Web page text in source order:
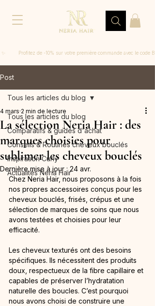
✨         Profitez de -10% sur votre première commande avec le code
Post
Tous les articles du blog
Comparatifs & guides d'achat
Conseils & Routines cheveux bouclés
Inspiration Curly
Actualités Neria Hair
Tous les articles du blog
La sélection Neria Hair : des
marques choisies pour
sublimer les cheveux bouclés
4 mars 2 min de lecture
Dernière mise à jour :24 avr.
Chez Neria Hair, nous proposons à la fois
nos propres accessoires conçus pour les
cheveux bouclés, frisés, crépus et une
sélection de marques de soins que nous
avons testées et choisies pour leur
efficacité.
Les cheveux texturés ont des besoins
spécifiques. Ils nécessitent des produits
doux, respectueux de la fibre capillaire et
capables de préserver l’hydratation
naturelle des boucles. C’est pourquoi
nous avons choisi de construire une